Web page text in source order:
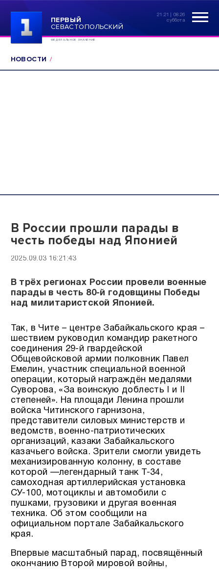
ПЕРВЫЙ
СЕВАСТОПОЛЬСКИЙ
ФЕДЕРАЛЬНОЕ ЗНАЧЕНИЕ
21:21 | 08.26
суббота
НОВОСТИ
В России прошли парады в
честь победы над Японией
2025.09.03 16:21:43
В трёх регионах России провели военные
парады в честь 80-й годовщины Победы
над милитаристской Японией.
Так, в Чите – центре Забайкальского края –
шествием руководил командир ракетного
соединения 29-й гвардейской
Общевойсковой армии полковник Павел
Емелин, участник специальной военной
операции, который награждён медалями
Суворова, «За воинскую доблесть I и II
степеней». На площади Ленина прошли
войска Читинского гарнизона,
представители силовых министерств и
ведомств, военно-патриотических
организаций, казаки Забайкальского
казачьего войска. Зрители смогли увидеть
механизированную колонну, в составе
которой —легендарный танк Т-34,
самоходная артиллерийская установка
СУ-100, мотоциклы и автомобили с
пушками, грузовики и другая военная
техника. Об этом сообщили на
официальном портале Забайкальского
края.
Впервые масштабный парад, посвящённый
окончанию Второй мировой войны,